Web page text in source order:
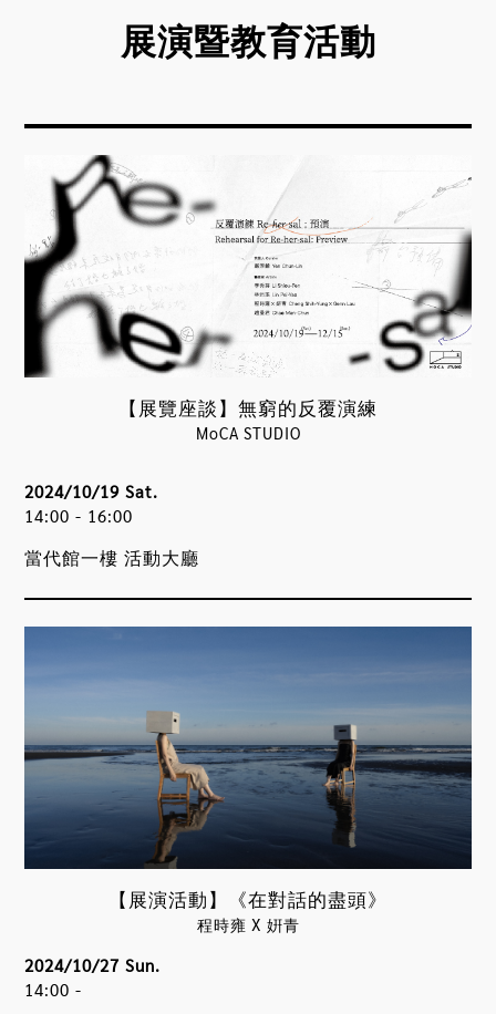
展演暨教育活動
【展覽座談】無窮的反覆演練
MoCA STUDIO
當代館一樓 活動大廳
2024/10/19 Sat.
14:00 - 16:00
【展演活動】《在對話的盡頭》
程時雍 X 姸青
2024/10/27 Sun.
14:00 -